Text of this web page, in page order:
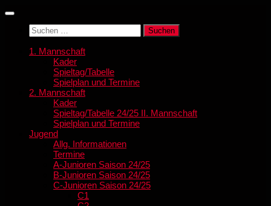
Zum
springenSuchen
nach:
1. Mannschaft
Kader
Spieltag/Tabelle
Spielplan und Termine
2. Mannschaft
Kader
Spieltag/Tabelle 24/25 II. Mannschaft
Spielplan und Termine
Jugend
Allg. Informationen
Termine
A-Junioren Saison 24/25
B-Junioren Saison 24/25
C-Junioren Saison 24/25
C1